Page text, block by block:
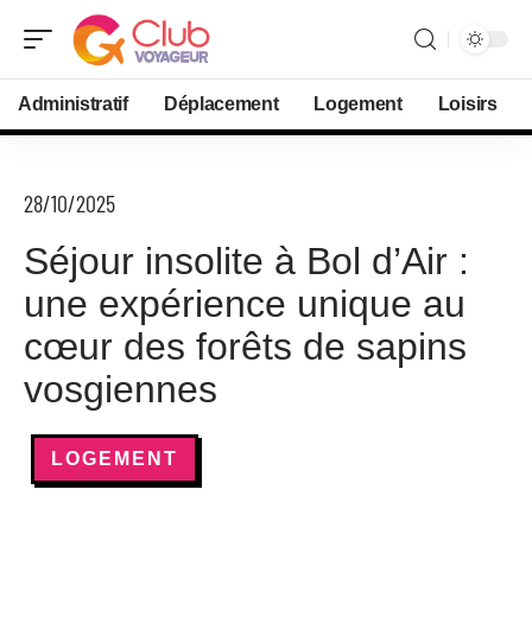
Administratif Déplacement Logement Loisirs
28/10/2025
Séjour insolite à Bol d’Air :
une expérience unique au
cœur des forêts de sapins
vosgiennes
LOGEMENT